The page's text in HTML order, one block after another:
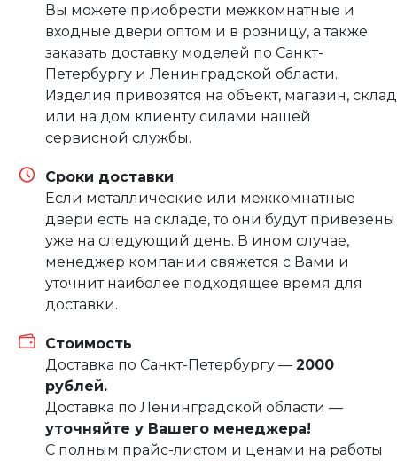
Вы можете приобрести межкомнатные и
входные двери оптом и в розницу, а также
заказать доставку моделей по Санкт-
Петербургу и Ленинградской области.
Изделия привозятся на объект, магазин, склад
или на дом клиенту силами нашей
сервисной службы.
Сроки доставки
Если металлические или межкомнатные
двери есть на складе, то они будут привезены
уже на следующий день. В ином случае,
менеджер компании свяжется с Вами и
уточнит наиболее подходящее время для
доставки.
Стоимость
Доставка по Санкт-Петербургу — 2000
рублей.
Доставка по Ленинградской области —
уточняйте у Вашего менеджера!
С полным прайс-листом и ценами на работы